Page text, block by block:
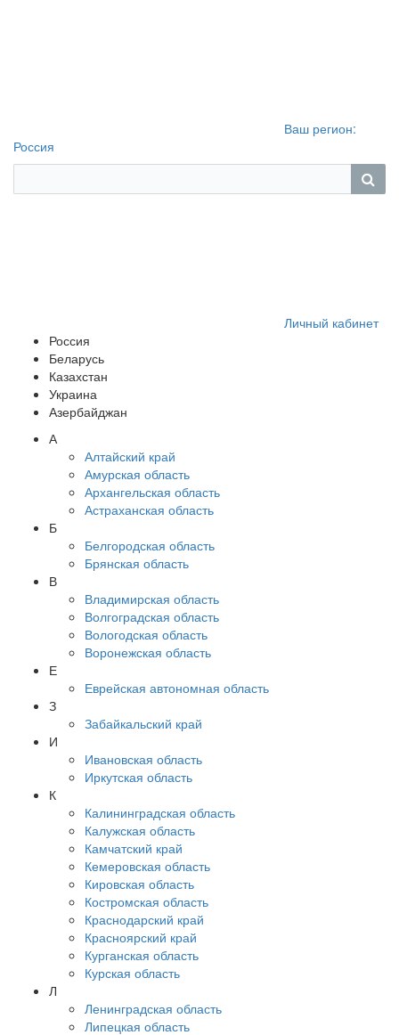
Ваш регион:
Россия
Личный кабинет
Россия
Беларусь
Казахстан
Украина
Азербайджан
А
Алтайский край
Амурская область
Архангельская область
Астраханская область
Б
Белгородская область
Брянская область
В
Владимирская область
Волгоградская область
Вологодская область
Воронежская область
Е
Еврейская автономная область
З
Забайкальский край
И
Ивановская область
Иркутская область
К
Калининградская область
Калужская область
Камчатский край
Кемеровская область
Кировская область
Костромская область
Краснодарский край
Красноярский край
Курганская область
Курская область
Л
Ленинградская область
Липецкая область